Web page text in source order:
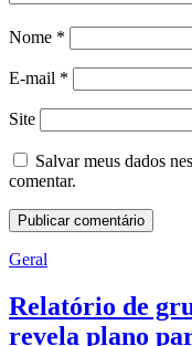
Nome *
E-mail *
Site
Salvar meus dados
comentar.
Geral
Relatório de
revela plano